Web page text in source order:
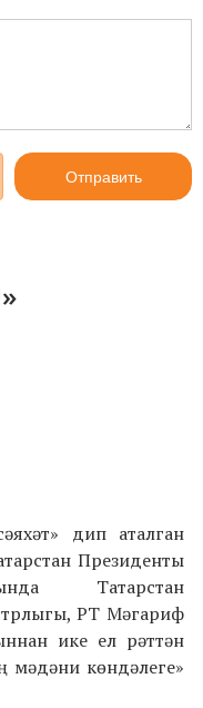
Отправить
дип аталган
Президенты
Татарстан
РТ Мәгариф
ике ел рәттән
көндәлеге»